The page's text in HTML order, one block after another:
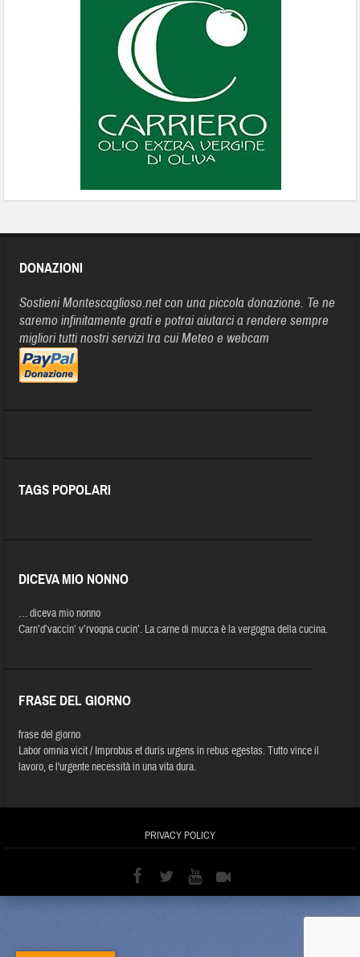
DONAZIONI
Sostieni Montescaglioso.net con una piccola donazione. Te ne
saremo infinitamente grati e potrai aiutarci a rendere sempre
migliori tutti nostri servizi tra cui Meteo e webcam
TAGS POPOLARI
DICEVA MIO NONNO
… diceva mio nonno
Carn’d’vaccin’ v’rvoqna cucin’. La carne di mucca è la vergogna della cucina.
FRASE DEL GIORNO
frase del giorno
Labor omnia vicit / Improbus et duris urgens in rebus egestas. Tutto vince il
lavoro, e l'urgente necessità in una vita dura.
PRIVACY POLICY